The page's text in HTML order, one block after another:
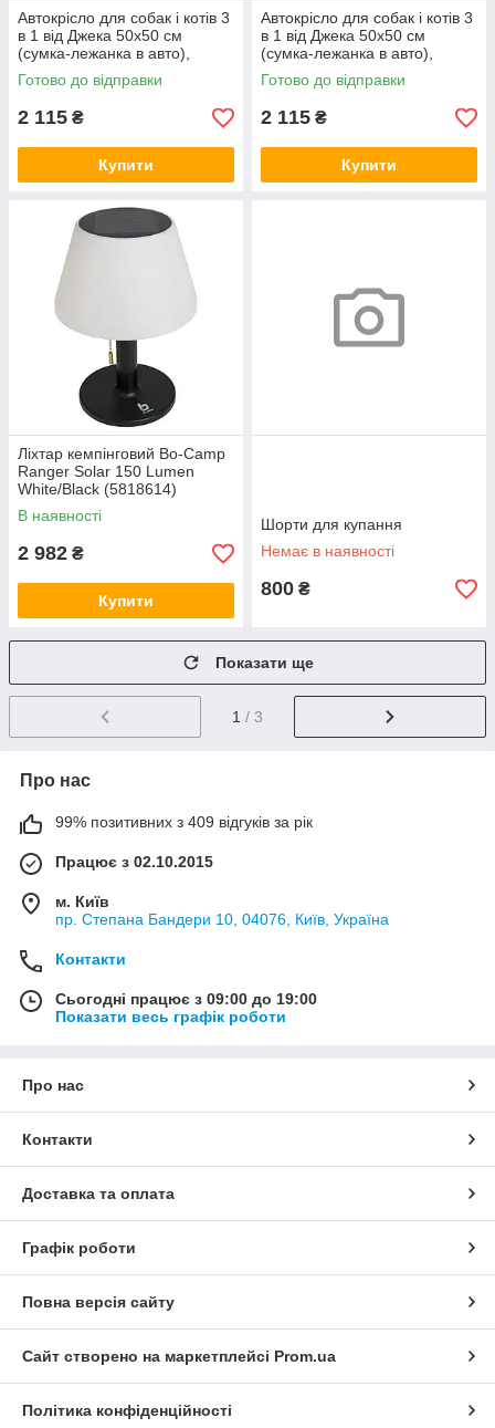
Автокрісло для собак і котів 3
в 1 від Джека 50х50 см
(сумка-лежанка в авто),
коричневе
Готово до відправки
2 115 ₴
Купити
Автокрісло для собак і котів 3
в 1 від Джека 50х50 см
(сумка-лежанка в авто),
графіт
Готово до відправки
2 115 ₴
Купити
Ліхтар кемпінговий Bo-Camp
Ranger Solar 150 Lumen
White/Black (5818614)
В наявності
2 982 ₴
Купити
Шорти для купання
Немає в наявності
800 ₴
Показати ще
1 / 3
Про нас
99% позитивних з 409 відгуків за рік
Працює з 02.10.2015
м. Київ
пр. Степана Бандери 10, 04076, Київ, Україна
Контакти
Сьогодні працює з 09:00 до 19:00
Показати весь графік роботи
Про нас
Контакти
Доставка та оплата
Графік роботи
Повна версія сайту
Сайт створено на маркетплейсі Prom.ua
Політика конфіденційності